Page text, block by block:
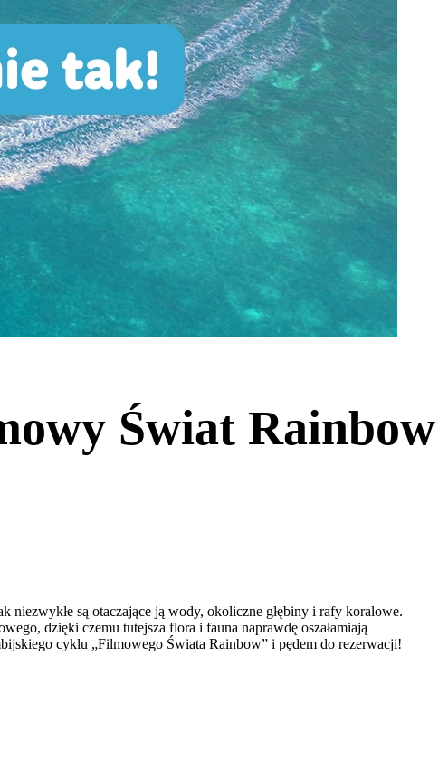
Świat Rainbow
są otaczające ją wody, okoliczne głębiny i rafy koralowe.
dzięki czemu tutejsza flora i fauna naprawdę oszałamiają
cyklu „Filmowego Świata Rainbow” i pędem do rezerwacji!